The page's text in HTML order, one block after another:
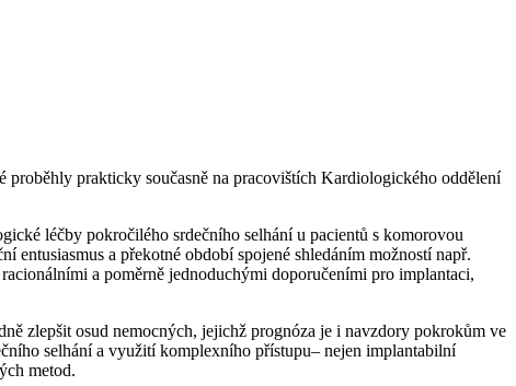
prakticky současně na pracovištích Kardiologického oddělení
léčby pokročilého srdečního selhání u pacientů s komorovou
a překotné období spojené shledáním možností např.
a poměrně jednoduchými doporučeními pro implantaci,
zlepšit osud nemocných, jejichž prognóza je i navzdory pokrokům ve
selhání a využití komplexního přístupu– nejen implantabilní
metod.